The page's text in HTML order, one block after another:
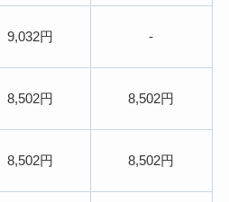
9,032円 -
8,502円 8,502円
8,502円 8,502円